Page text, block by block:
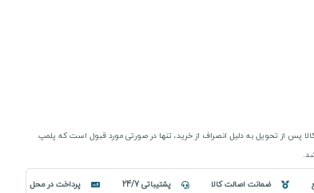
پس از تحویل به دلیل انصراف از خرید، تنها در صورتی مورد قبول است که پلمپ
ضمانت اصالت کالا پشتیباتی 24/7 پرداخت در محل